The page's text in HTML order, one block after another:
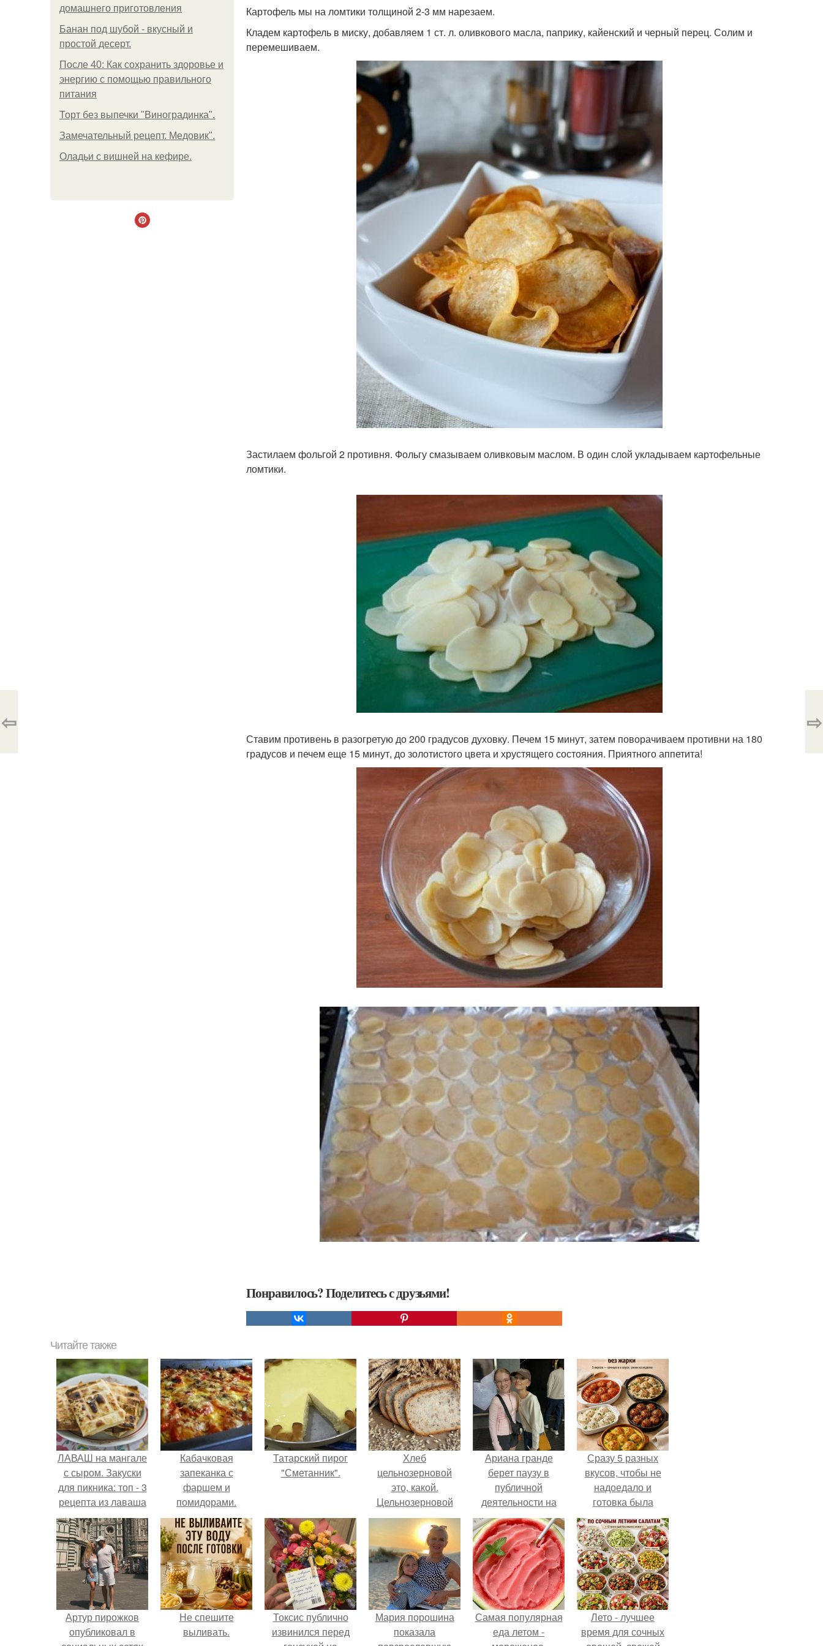
домашнего приготовления
Банан под шубой - вкусный и
простой десерт.
После 40: Как сохранить здоровье и
энергию с помощью правильного
питания
Торт без выпечки "Виноградинка".
Замечательный рецепт. Медовик".
Оладьи с вишней на кефире.
Картофель мы на ломтики толщиной 2-3 мм нарезаем.
Кладем картофель в миску, добавляем 1 ст. л. оливкового масла, паприку, кайенский и черный перец. Солим и
перемешиваем.
Застилаем фольгой 2 противня. Фольгу смазываем оливковым маслом. В один слой укладываем картофельные
ломтики.
Ставим противень в разогретую до 200 градусов духовку. Печем 15 минут, затем поворачиваем противни на 180
градусов и печем еще 15 минут, до золотистого цвета и хрустящего состояния. Приятного аппетита!
Понравилось? Поделитесь с друзьями!
⇦ ⇨
Читайте также
ЛАВАШ на мангале
с сыром. Закуски
для пикника: топ - 3
рецепта из лаваша
на мангале на
любой вкус.
Кабачковая
запеканка с
фаршем и
помидорами.
Татарский пирог
"Сметанник".
Хлеб
цельнозерновой
это, какой.
Цельнозерновой
хлеб. Настоящий
цельнозерновой
хлеб очень для
здоровья полезен.
Ариана гранде
берет паузу в
публичной
деятельности на
фоне слухов о
своем здоровье.
Сразу 5 разных
вкусов, чтобы не
надоедало и
готовка была
проще.
Артур пирожков
опубликовал в
Не спешите
выливать.
Токсис публично
извинился перед
Мария порошина
показала
Самая популярная
еда летом -
Лето - лучшее
время для сочных